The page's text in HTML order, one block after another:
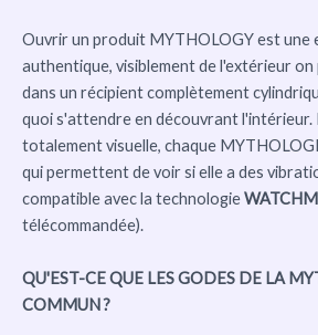
Ouvrir un produit MYTHOLOGY est une
authentique, visiblement de l'extérieur
dans un récipient complètement
quoi s'attendre en découvrant l'intérieur.
totalement visuelle, chaque
qui permettent de voir si elle a des
compatible avec la technologie
télécommandée).
QU'EST-CE QUE LES GODES DE LA
COMMUN ?